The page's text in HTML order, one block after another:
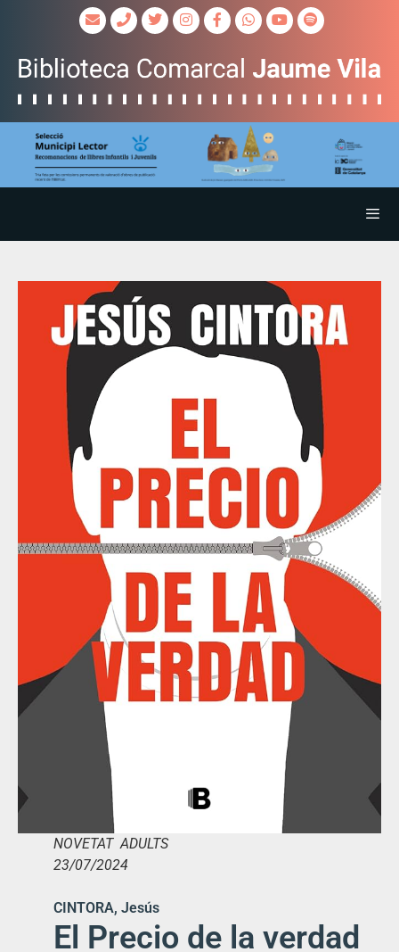
NOVETAT ADULTS
23/07/2024
CINTORA, Jesús
El Precio de la verdad